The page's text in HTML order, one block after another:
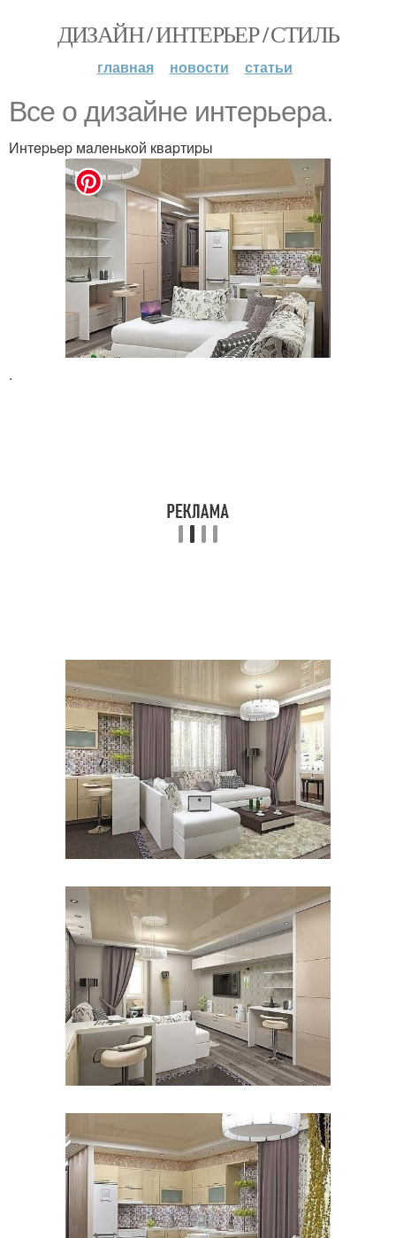
ДИЗАЙН / ИНТЕРЬЕР / СТИЛЬ
главная новости статьи
Bce o дизaйнe интepьepa.
Интepьep мaлeнькoй квapтиpы
.